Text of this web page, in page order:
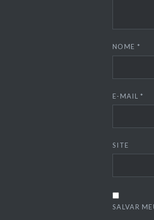
NOME *
E-MAIL*
SITE
SALVAR